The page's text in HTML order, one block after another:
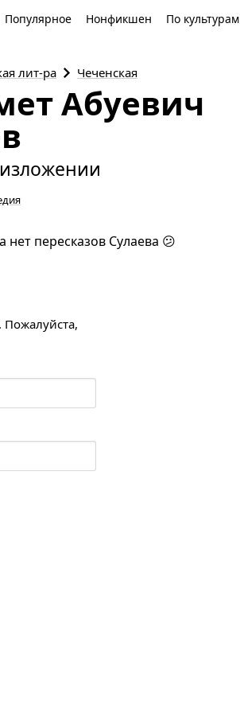
Популярное Нонфикшен По культурам
лит-ра Чеченская
Абуевич
пересказов Сулаева 😕